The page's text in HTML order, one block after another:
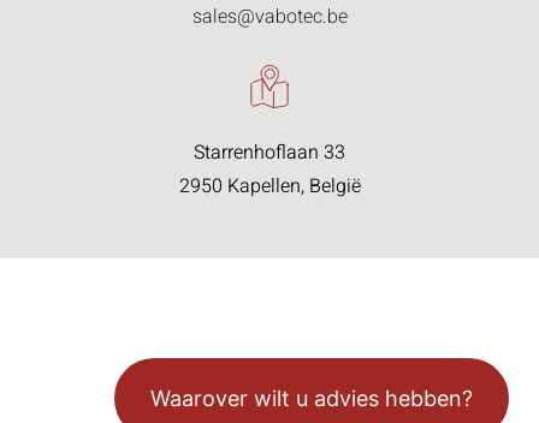
Waarover wilt u advies hebben?
sales@vabotec.be
Starrenhoflaan 33
2950 Kapellen, België